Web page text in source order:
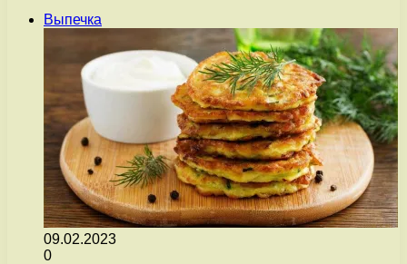
Выпечка
09.02.2023
0